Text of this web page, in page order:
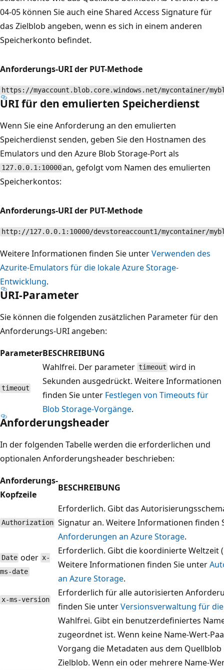
04-05 können Sie auch eine Shared Access Signature für
das Zielblob angeben, wenn es sich in einem anderen
Speicherkonto befindet.
Anforderungs-URI der PUT-Methode
https://myaccount.blob.core.windows.net/mycontainer/
URI für den emulierten Speicherdienst
Wenn Sie eine Anforderung an den emulierten
Speicherdienst senden, geben Sie den Hostnamen des
Emulators und den Azure Blob Storage-Port als
127.0.0.1:10000an, gefolgt vom Namen des emulierten
Speicherkontos:
Anforderungs-URI der PUT-Methode
http://127.0.0.1:10000/devstoreaccount1/mycontainer/
Weitere Informationen finden Sie unterVerwenden des
Azurite-Emulators für die lokale Azure Storage-
Entwicklung.
URI-Parameter
Sie können die folgenden zusätzlichen Parameter für den
Anforderungs-URI angeben:
ParameterBESCHREIBUNG
timeout
Wahlfrei. Der parameter timeout wird in
Sekunden ausgedrückt. Weitere Informationen
finden Sie unter Festlegen von Timeouts für
Blob Storage-Vorgänge.
Anforderungsheader
In der folgenden Tabelle werden die erforderlichen und
optionalen Anforderungsheader beschrieben:
Anforderungs-
Kopfzeile
BESCHREIBUNG
Authorization
Erforderlich. Gibt das
Signatur an. Weitere Informationen finden
Anforderungen an Azure Storage.
Date oder x-
ms-date
Erforderlich. Gibt die koordinierte Weltzeit
Weitere Informationen finden Sie unter
an Azure Storage.
x-ms-version
Erforderlich für alle autorisierten
finden Sie unterVersionsverwaltung für
Wahlfrei. Gibt ein benutzerdefiniertes
zugeordnet ist. Wenn keine Name-Wert-
Vorgang die Metadaten aus dem
Zielblob. Wenn ein oder mehrere Name-